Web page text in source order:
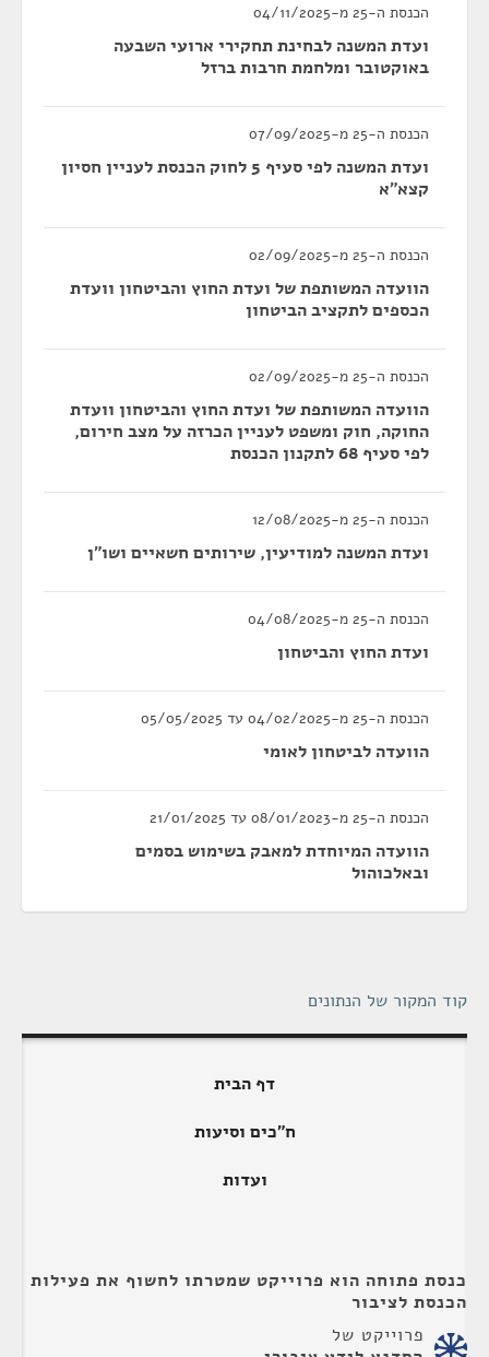
הכנסת ה-25 מ-04/11/2025
ועדת המשנה לבחינת תחקירי ארועי השבעה
באוקטובר ומלחמת חרבות ברזל
הכנסת ה-25 מ-07/09/2025
ועדת המשנה לפי סעיף 5 לחוק הכנסת לעניין חסיון
קצא"א
הכנסת ה-25 מ-02/09/2025
הוועדה המשותפת של ועדת החוץ והביטחון וועדת
הכספים לתקציב הביטחון
הכנסת ה-25 מ-02/09/2025
הוועדה המשותפת של ועדת החוץ והביטחון וועדת
החוקה, חוק ומשפט לעניין הכרזה על מצב חירום,
לפי סעיף 68 לתקנון הכנסת
הכנסת ה-25 מ-12/08/2025
ועדת המשנה למודיעין, שירותים חשאיים ושו"ן
הכנסת ה-25 מ-04/08/2025
ועדת החוץ והביטחון
הכנסת ה-25 מ-04/02/2025 עד 05/05/2025
הוועדה לביטחון לאומי
הכנסת ה-25 מ-08/01/2023 עד 21/01/2025
הוועדה המיוחדת למאבק בשימוש בסמים
ובאלכוהול
קוד המקור של הנתונים
דף הבית
ח"כים וסיעות
ועדות
כנסת פתוחה הוא פרוייקט שמטרתו לחשוף את פעילות
הכנסת לציבור
פרוייקט של